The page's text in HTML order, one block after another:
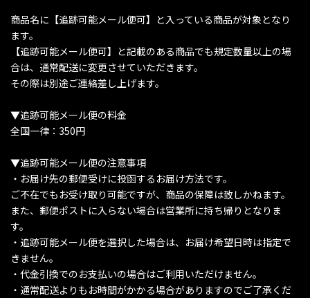
商品名に【追跡可能メール便可】と入っている商品が対象となり
ます。
【追跡可能メール便可】と記載のある商品でも規定数量以上の場
合は、通常配送に変更させていただきます。
その際は別途ご連絡差し上げます。
▼追跡可能メール便の料金
全国一律：350円
▼追跡可能メール便の注意事項
・お届け先の郵便受けに投函するお届け方法です。
ご不在でもお受け取り可能ですが、商品の保障は致しかねます。
また、郵便ポストに入らない場合は営業所に持ち帰りとなりま
す。
・追跡可能メール便を選択した場合は、お届け希望日時は指定で
きません。
・代金引換でのお支払いの場合はご利用いただけません。
・通常配送よりもお時間がかかる場合がありますのでご了承くだ